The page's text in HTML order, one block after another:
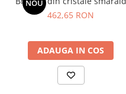
NOU
462,65 RON
ADAUGA IN COS